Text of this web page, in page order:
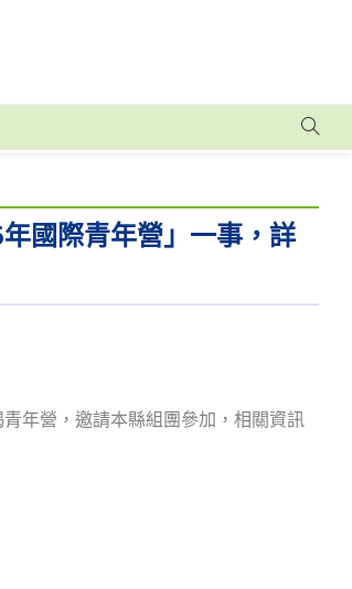
國際青年營」一事，詳
年營，邀請本縣組團參加，相關資訊